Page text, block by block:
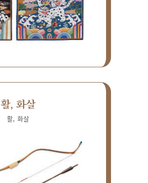
활, 화살
활, 화살